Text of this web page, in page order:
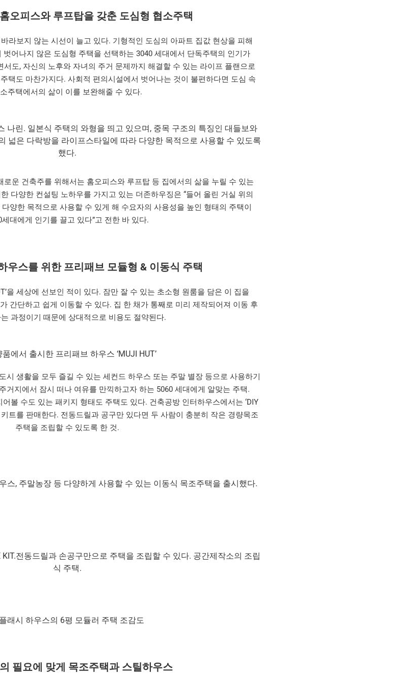
오피스와 루프탑을 갖춘 도심형 협소주택
라보지 않는 시선이 늘고 있다. 기형적인 도심의 아파트 집값 현상을 피해
어나지 않은 도심형 주택을 선택하는 3040 세대에서 단독주택의 인기가
도, 자신의 노후와 자녀의 주거 문제까지 해결할 수 있는 라이프 플랜으로
택도 마찬가지다. 사회적 편의시설에서 벗어나는 것이 불편하다면 도심 속
주택에서의 삶이 이를 보완해줄 수 있다.
나린. 일본식 주택의 와형을 띄고 있으며, 중목 구조의 특징인 대들보와
넓은 다락방을 라이프스타일에 따라 다양한 목적으로 사용할 수 있도록
했다.
운 건축주를 위해서는 홈오피스와 루프탑 등 집에서의 삶을 누릴 수 있는
다양한 컨설팅 노하우를 가지고 있는 더존하우징은 “들어 올린 거실 위의
양한 목적으로 사용할 수 있게 해 수요자의 사용성을 높인 형태의 주택이
세대에게 인기를 끌고 있다”고 전한 바 있다.
우스를 위한 프리패브 모듈형 & 이동식 주택
을 세상에 선보인 적이 있다. 잠만 잘 수 있는 초소형 원룸을 담은 이 집을
간단하고 쉽게 이동할 수 있다. 집 한 채가 통째로 미리 제작되어져 이동 후
과정이기 때문에 상대적으로 비용도 절약된다.
에서 출시한 프리패브 하우스 ‘MUJI HUT’
시 생활을 모두 즐길 수 있는 세컨드 하우스 또는 주말 별장 등으로 사용하기
거지에서 잠시 떠나 여유를 만끽하고자 하는 5060 세대에게 알맞는 주택.
볼 수도 있는 패키지 형태도 주택도 있다. 건축공방 인터하우스에서는 ‘DIY
키트를 판매한다. 전동드릴과 공구만 있다면 두 사람이 충분히 작은 경량목조
주택을 조립할 수 있도록 한 것.
스, 주말농장 등 다양하게 사용할 수 있는 이동식 목조주택을 출시했다.
전동드릴과 손공구만으로 주택을 조립할 수 있다. 공간제작소의 조립
식 주택.
래시 하우스의 6평 모듈러 주택 조감도
필요에 맞게 목조주택과 스틸하우스